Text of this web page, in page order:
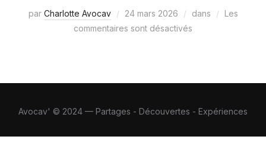
par Charlotte Avocav 24 mars 2026 dans
Les
commentaires sont désactivés
Avocav' © 2024 — Partages - Découvertes - Expériences